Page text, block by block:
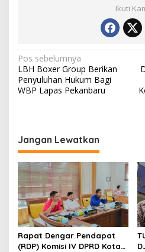
Ikuti
N
a
v
a
s
i
p
o
s
Pos sebelumnya
LBH Boxer Group Berikan
Penyuluhan Hukum Bagi
WBP Lapas Pekanbaru
Jangan Lewatkan
Rapat Dengar Pendapat
(RDP) Komisi IV DPRD Kota